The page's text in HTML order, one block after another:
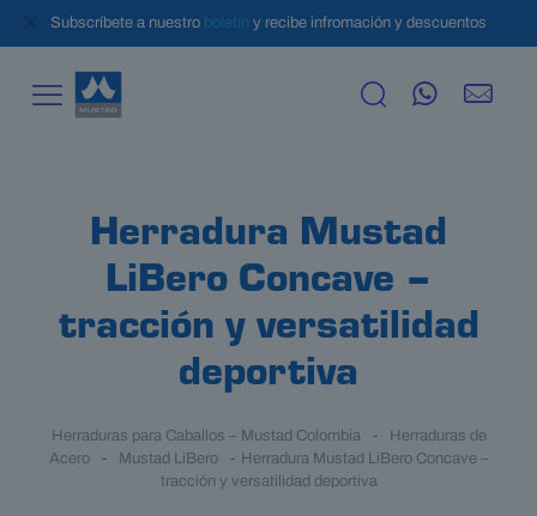
Subscríbete a nuestro boletín y recibe infromación y descuentos
Herradura Mustad
LiBero Concave –
tracción y versatilidad
deportiva
Herraduras para Caballos – Mustad Colombia -
Herraduras de
Acero
- Mustad LiBero - Herradura Mustad LiBero Concave –
tracción y versatilidad deportiva